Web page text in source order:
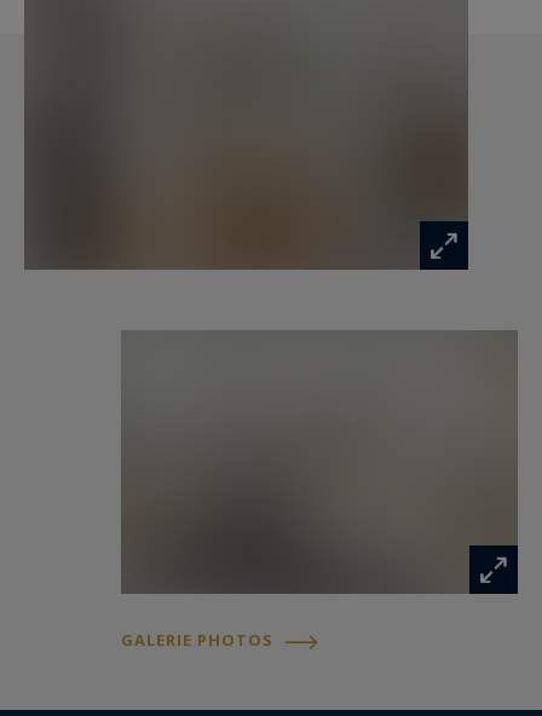
GALERIE PHOTOS